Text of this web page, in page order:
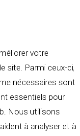
votre
site. Parmi ceux-ci,
nécessaires sont
essentiels pour
Nous utilisons
à analyser et à